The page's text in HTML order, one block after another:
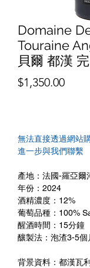
Domaine
Touraine
貝爾 都漢
$1,350.00價
無法直接透過網站
進一步與我們聯繫
產地：法國-羅亞爾
年份：2024
酒精濃度：12%
葡萄品種：100%
醒酒時間：15分鐘
釀製法：泡渣3-5個
背景資料：都漢瓦